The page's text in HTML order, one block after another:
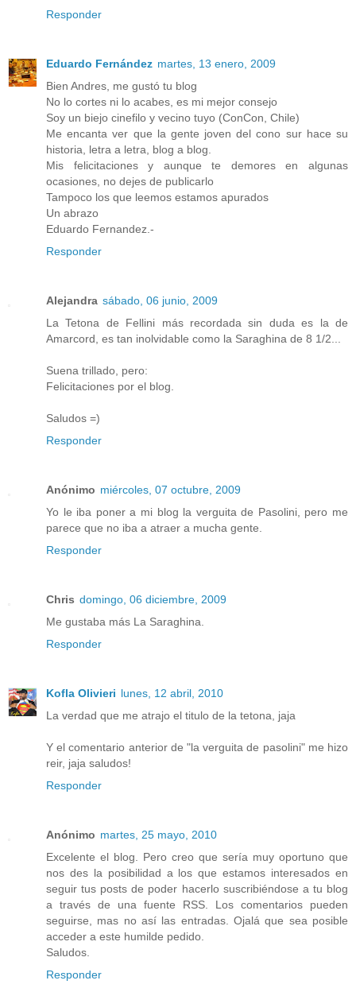
Responder
Eduardo Fernández martes, 13 enero, 2009
Bien Andres, me gustó tu blog
No lo cortes ni lo acabes, es mi mejor consejo
Soy un biejo cinefilo y vecino tuyo (ConCon, Chile)
Me encanta ver que la gente joven del cono sur hace su
historia, letra a letra, blog a blog.
Mis felicitaciones y aunque te demores en algunas
ocasiones, no dejes de publicarlo
Tampoco los que leemos estamos apurados
Un abrazo
Eduardo Fernandez.-
Responder
Alejandra sábado, 06 junio, 2009
La Tetona de Fellini más recordada sin duda es la de
Amarcord, es tan inolvidable como la Saraghina de 8 1/2...
Suena trillado, pero:
Felicitaciones por el blog.
Saludos =)
Responder
Anónimo miércoles, 07 octubre, 2009
Yo le iba poner a mi blog la verguita de Pasolini, pero me
parece que no iba a atraer a mucha gente.
Responder
Chris domingo, 06 diciembre, 2009
Me gustaba más La Saraghina.
Responder
Kofla Olivieri lunes, 12 abril, 2010
La verdad que me atrajo el titulo de la tetona, jaja
Y el comentario anterior de "la verguita de pasolini" me hizo
reir, jaja saludos!
Responder
Anónimo martes, 25 mayo, 2010
Excelente el blog. Pero creo que sería muy oportuno que
nos des la posibilidad a los que estamos interesados en
seguir tus posts de poder hacerlo suscribiéndose a tu blog
a través de una fuente RSS. Los comentarios pueden
seguirse, mas no así las entradas. Ojalá que sea posible
acceder a este humilde pedido.
Saludos.
Responder